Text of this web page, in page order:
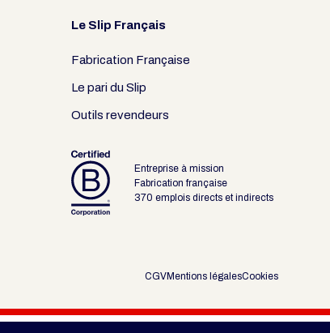
Le Slip Français
Fabrication Française
Le pari du Slip
Outils revendeurs
Entreprise à mission
Fabrication française
370 emplois directs et indirects
CGVMentions légalesCookies